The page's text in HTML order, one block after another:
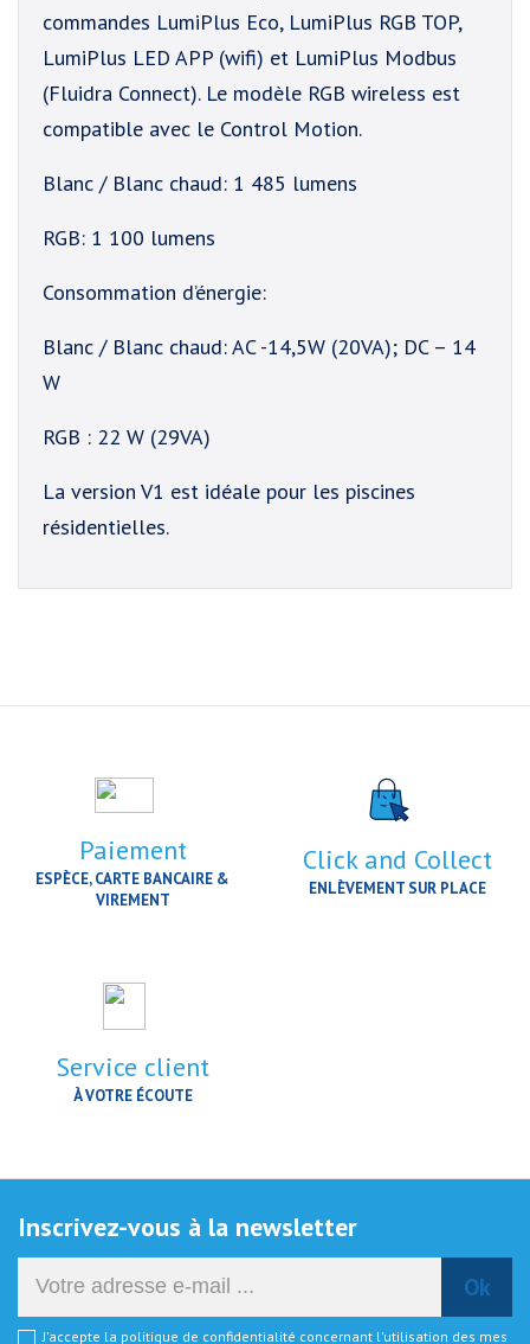
commandes LumiPlus Eco, LumiPlus RGB TOP,
LumiPlus LED APP (wifi) et LumiPlus Modbus
(Fluidra Connect). Le modèle RGB wireless est
compatible avec le Control Motion.
Blanc / Blanc chaud: 1 485 lumens
RGB: 1 100 lumens
Consommation d’énergie:
Blanc / Blanc chaud: AC -14,5W (20VA); DC – 14
W
RGB : 22 W (29VA)
La version V1 est idéale pour les piscines
résidentielles.
Paiement
ESPÈCE, CARTE BANCAIRE &
VIREMENT
Click and Collect
ENLÈVEMENT SUR PLACE
Service client
À VOTRE ÉCOUTE
Inscrivez-vous à la newsletter
J'accepte la politique de confidentialité concernant l'utilisation des mes